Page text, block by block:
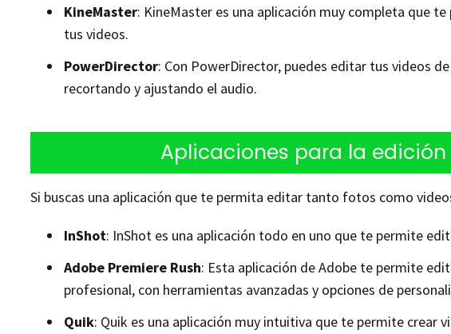
KineMaster: KineMaster es una aplicación muy completa que
tus videos.
PowerDirector: Con PowerDirector, puedes editar tus videos
recortando y ajustando el audio.
Aplicaciones para la
Si buscas una aplicación que te permita editar tanto fotos como
InShot: InShot es una aplicación todo en uno que te permite
Adobe Premiere Rush: Esta aplicación de Adobe te permite
profesional, con herramientas avanzadas y opciones de
Quik: Quik es una aplicación muy intuitiva que te permite crear